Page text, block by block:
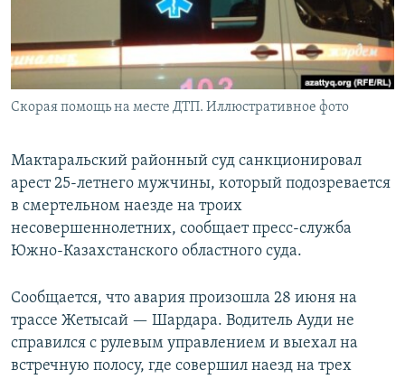
Скорая помощь на месте ДТП. Иллюстративное фото
Мактаральский районный суд санкционировал
арест 25-летнего мужчины, который подозревается
в смертельном наезде на троих
несовершеннолетних, сообщает пресс-служба
Южно-Казахстанского областного суда.
Сообщается, что авария произошла 28 июня на
трассе Жетысай — Шардара. Водитель Ауди не
справился с рулевым управлением и выехал на
встречную полосу, где совершил наезд на трех